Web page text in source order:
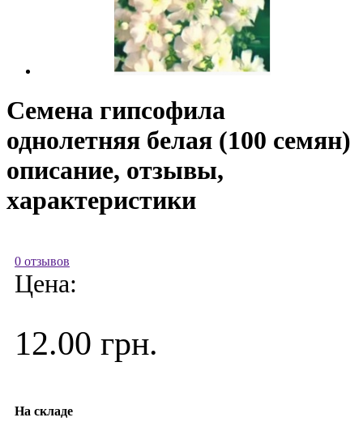
Семена гипсофила
однолетняя белая (100 семян)
описание, отзывы,
характеристики
0 отзывов
Цена:
12.00 грн.
На складе